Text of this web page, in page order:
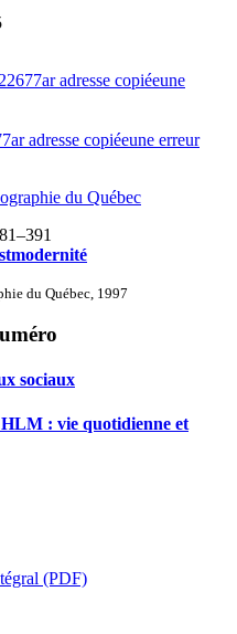
adresse copiéeune
adresse copiéeune erreur
du Québec
du Québec, 1997
sociaux
: vie quotidienne et
(PDF)